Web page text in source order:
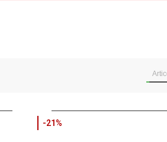
-21%